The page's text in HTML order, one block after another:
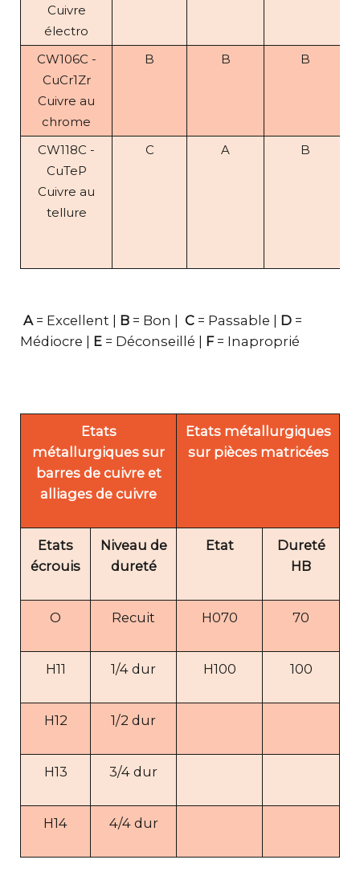
Cuivre
électro
CW106C -
CuCr1Zr
Cuivre au
chrome
B B B
CW118C -
CuTeP
Cuivre au
tellure
C A B
A = Excellent | B = Bon | C = Passable | D =
Médiocre | E = Déconseillé | F= Inaproprié
Etats
métallurgiques sur
barres de cuivre et
alliages de cuivre
Etats métallurgiques
sur pièces matricées
Etats
écrouis
Niveau de
dureté
Etat
Dureté
HB
O Recuit H070 70
H11 1/4 dur H100 100
H12 1/2 dur
H13 3/4 dur
H14 4/4 dur